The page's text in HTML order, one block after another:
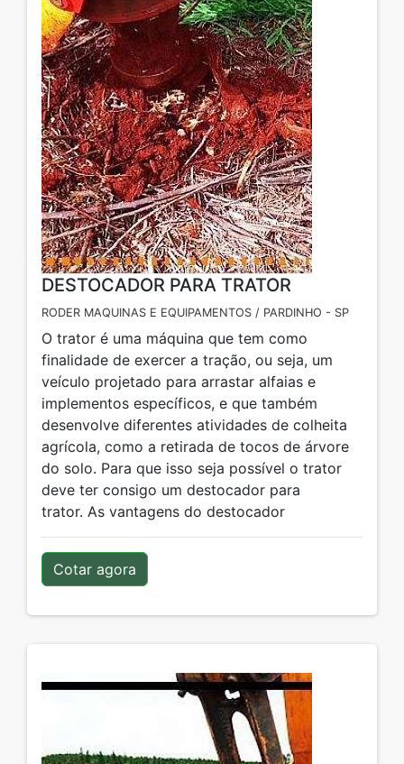
DESTOCADOR PARA TRATOR
RODER MAQUINAS E EQUIPAMENTOS / PARDINHO - SP
O trator é uma máquina que tem como
finalidade de exercer a tração, ou seja, um
veículo projetado para arrastar alfaias e
implementos específicos, e que também
desenvolve diferentes atividades de colheita
agrícola, como a retirada de tocos de árvore
do solo. Para que isso seja possível o trator
deve ter consigo um destocador para
trator. As vantagens do destocador
Cotar agora